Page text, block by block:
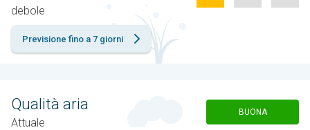
debole
Previsione fino a 7 giorni
Qualità aria
Attuale
BUONA